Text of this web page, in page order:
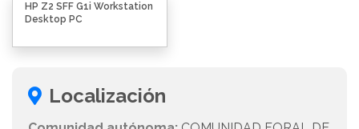
HP Z2 SFF G1i Workstation
Desktop PC
Localización